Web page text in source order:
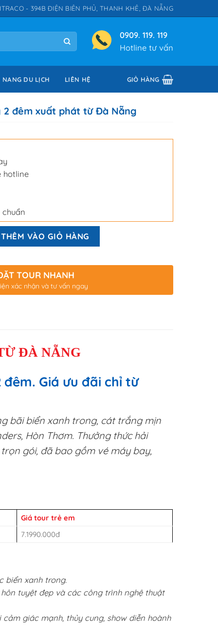
- 394B ĐIỆN BIÊN PHỦ, THANH KHÊ, ĐÀ NẴNG
0909. 119. 119
Hotline tư vấn
NANG DU LỊCH LIÊN HỆ GIỎ HÀNG
2 đêm xuất phát từ Đà Nẵng
hotline
THÊM VÀO GIỎ HÀNG
TOUR NHANH
xác nhận và tư vấn ngay
ĐÀ NẴNG
Giá ưu đãi chỉ từ
bãi biển xanh trong, cát trắng mịn
Hòn Thơm. Thưởng thức hải
gói, đã bao gồm vé máy bay,
Giá tour trẻ em
7.1990.000đ
biển xanh trong.
tuyệt đẹp và các công trình nghệ thuật
giác mạnh, thủy cung, show diễn hoành